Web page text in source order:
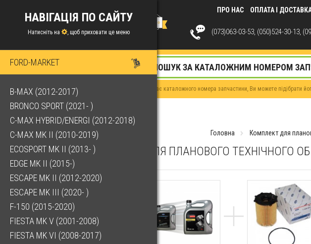
ПРО НАС ОПЛАТА І
(073)063-03-53, (050)524-30-13,
НАВІГАЦІЯ ПО САЙТУ
Натисніть на , щоб приховати це меню
FORD-MARKET
B-MAX (2012-2017)
BRONCO SPORT (2021- )
C-MAX HYBRID/ENERGI (2012-2018)
C-MAX MK II (2010-2019)
ECOSPORT MK II (2013- )
EDGE MK II (2015-)
ESCAPE MK II (2012-2020)
ESCAPE MK III (2020- )
F-150 (2015-2020)
FIESTA MK V (2001-2008)
FIESTA MK VI (2008-2017)
Якщо у Вас немає каталожного номера запчастини, Ви можете підібрати
Головна Комплект для
КОМПЛЕКТ ДЛЯ ПЛАНОВОГО ТЕХНІЧНОГО